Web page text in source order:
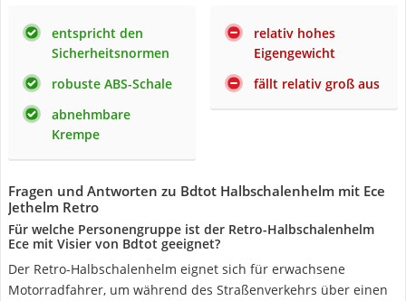
entspricht den
Sicherheitsnormen
robuste ABS-Schale
abnehmbare
Krempe
relativ hohes
Eigengewicht
fällt relativ groß aus
Fragen und Antworten zu Bdtot Halbschalenhelm mit Ece
Jethelm Retro
Für welche Personengruppe ist der Retro-Halbschalenhelm
Ece mit Visier von Bdtot geeignet?
Der Retro-Halbschalenhelm eignet sich für erwachsene
Motorradfahrer, um während des Straßenverkehrs über einen